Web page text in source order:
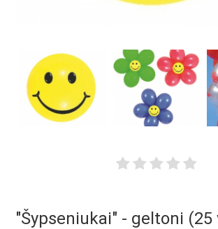
"Šypseniukai" - geltoni